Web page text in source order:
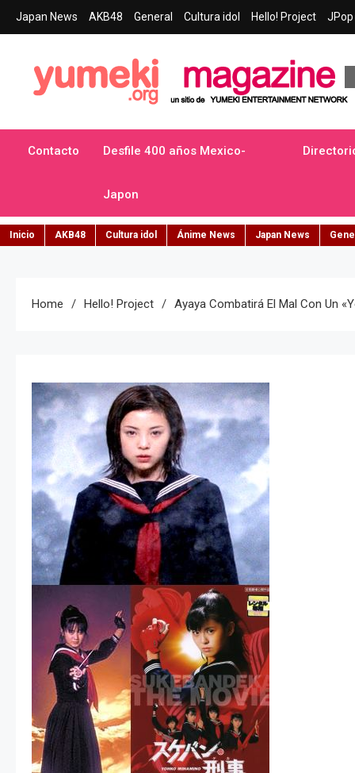
Skip
to
Japan News AKB48 General Cultura idol Hello! Project JPop
Yumeki Magazine
Contacto Desfile 400 años Mexico-
Japon
Inicio AKB48 Cultura idol Ánime News Japan News
Home Hello! Project Ayaya Combatirá El Mal Con Un